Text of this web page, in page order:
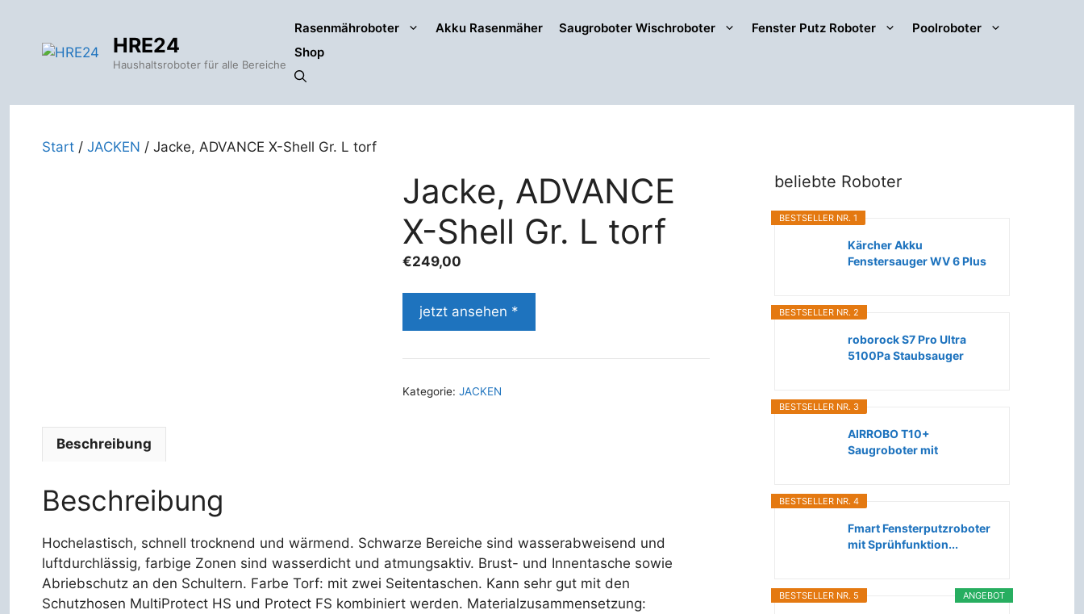
springen
HRE24
Haushaltsroboter für alle Bereiche
Rasenmähroboter Akku Rasenmäher Saugroboter Wischroboter Fenster Putz Roboter
Poolroboter
Shop
Start / JACKEN / Jacke, ADVANCE X-Shell Gr. L torf
Jacke, ADVANCE
X-Shell Gr. L torf
€249,00
jetzt ansehen *
Kategorie:JACKEN
Beschreibung
Beschreibung
Hochelastisch, schnell trocknend und wärmend. Schwarze Bereiche sind wasserabweisend und
luftdurchlässig, farbige Zonen sind wasserdicht und atmungsaktiv. Brust- und Innentasche sowie
Abriebschutz an den Schultern. Farbe Torf: mit zwei Seitentaschen. Kann sehr gut mit den
Schutzhosen MultiProtect HS und Protect FS kombiniert werden. Materialzusammensetzung:
beliebte Roboter
BESTSELLER NR. 1
Kärcher Akku
Fenstersauger WV 6 Plus
BESTSELLER NR. 2
roborock S7 Pro Ultra
5100Pa Staubsauger
BESTSELLER NR. 3
AIRROBO T10+
Saugroboter mit
BESTSELLER NR. 4
Fmart Fensterputzroboter
mit Sprühfunktion...
ANGEBOT
BESTSELLER NR. 5